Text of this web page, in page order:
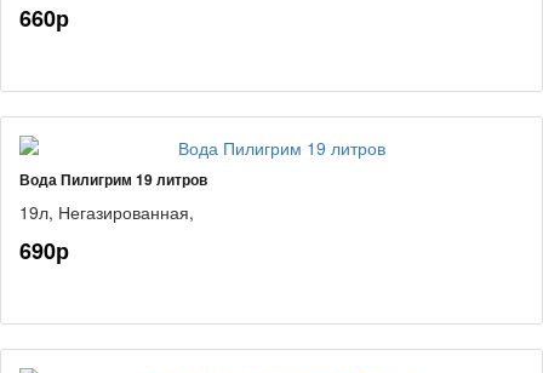
660р
Вода Пилигрим 19 литров
19л, Негазированная,
690р